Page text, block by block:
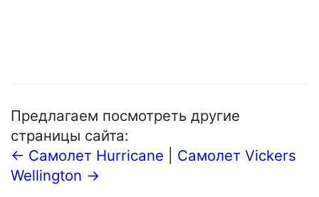
Предлагаем посмотреть другие
страницы сайта:
← Самолет Hurricane
Самолет Vickers
Wellington →